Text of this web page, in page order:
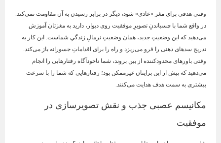
وقتی هدفی برای مغز «عادی» شود، دیگر در برابر رسیدن به آن مقاومت نمی‌کند.
در واقع شما با چسباندنِ تصویرِ موفقیت روی دیوار، دارید به مغزتان آموزش
می‌دهید که این وضعیتِ جدید، همان وضعیتِ نرمالِ زندگیِ شماست. این کار به
تدریج سدهای ذهنی را فرو می‌ریزد و راه را برای اقداماتِ جسورانه باز می‌کند.
وقتی باورهای محدودکننده از بین بروند، شما ناخودآگاه رفتارهایی را انجام
می‌دهید که پیش از این برایتان غیرممکن بود؛ رفتارهایی که شما را با سرعت
بیشتری به سمت هدف هدایت می‌کنند.
مکانیسم عصبی جذب و نقش تصویرسازی در
موفقیت